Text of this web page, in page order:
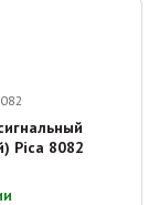
Pica 8082